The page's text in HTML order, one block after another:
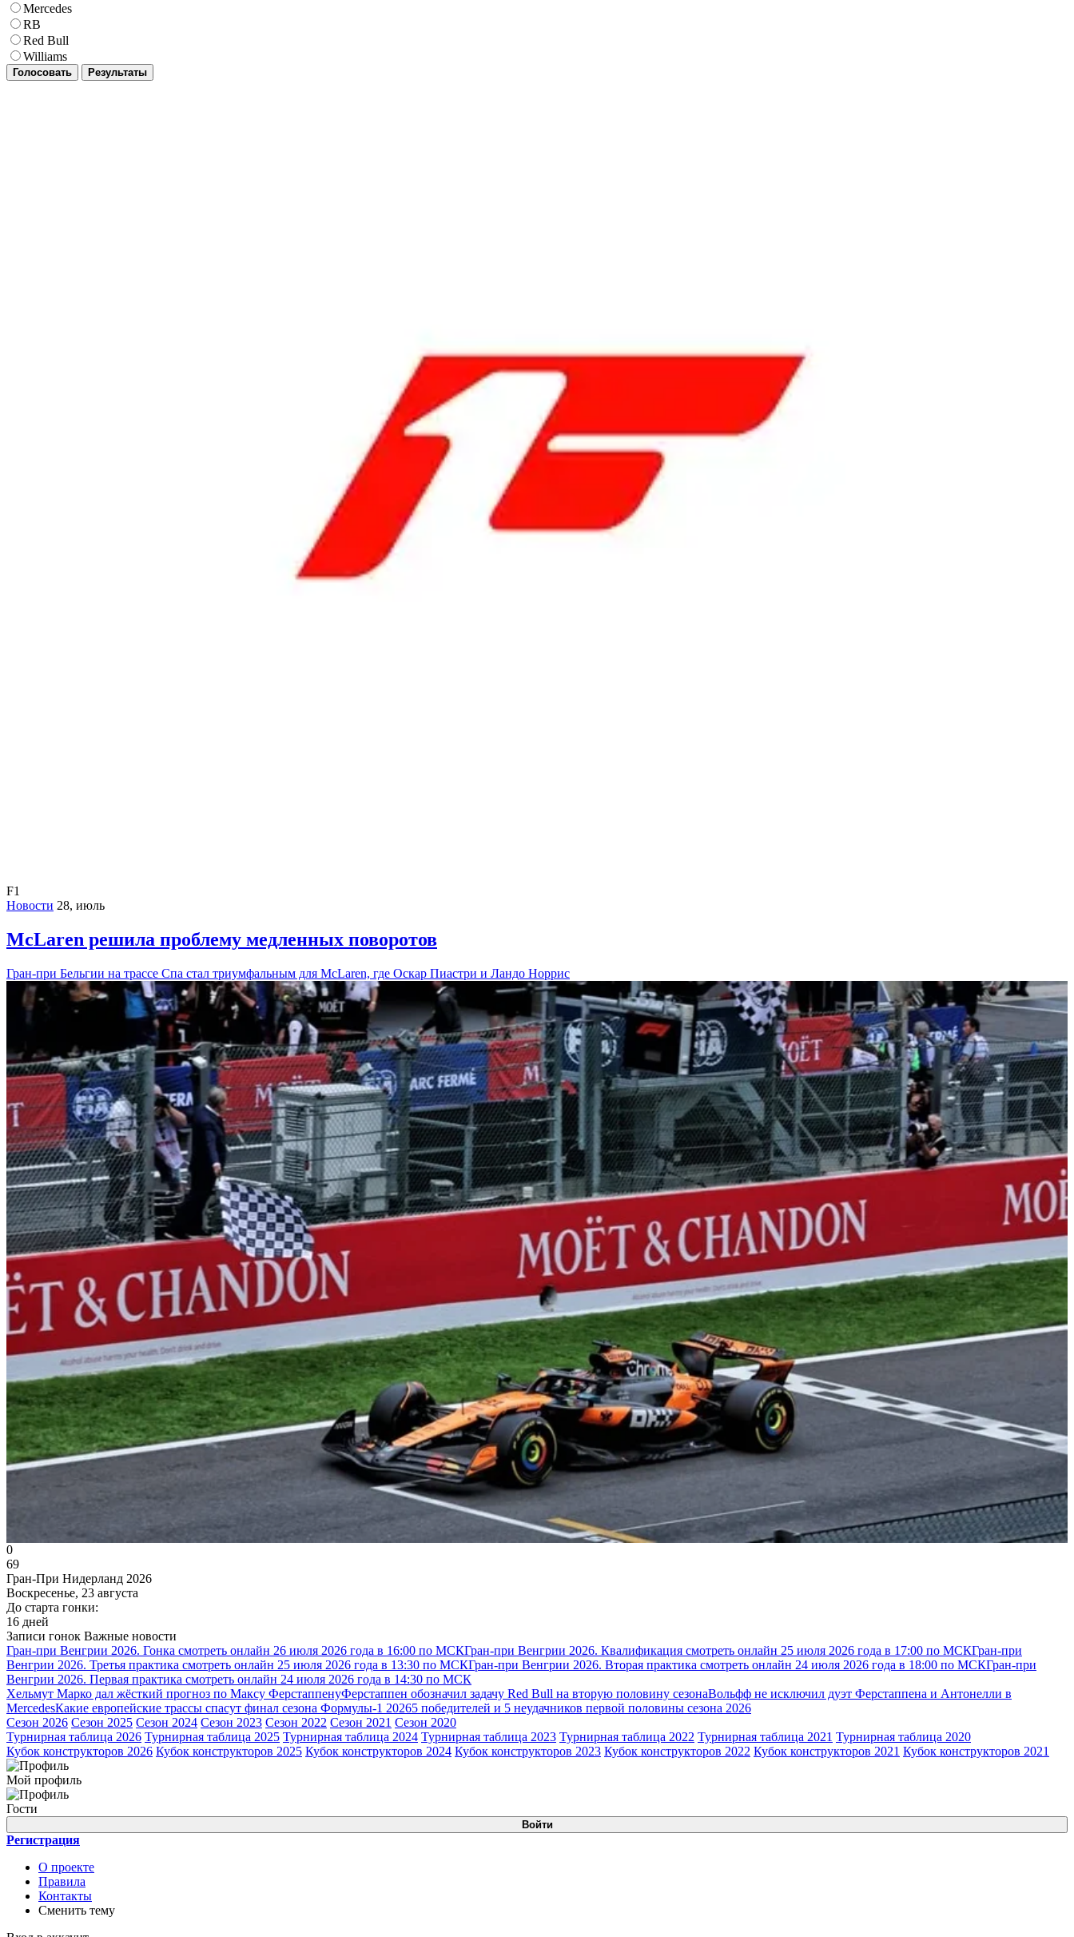
Mercedes
RB
Red Bull
Williams
Голосовать Результаты
F1
Новости 28, июль
McLaren решила проблему медленных поворотов
Гран-при Бельгии на трассе Спа стал триумфальным для McLaren, где Оскар Пиастри и Ландо Норрис
0
69
Гран-При Нидерланд 2026
Воскресенье, 23 августа
До старта гонки:
16 дней
Записи гонок Важные новости
Гран-при Венгрии 2026. Гонка смотреть онлайн 26 июля 2026 года в 16:00 по МСКГран-при Венгрии 2026. Квалификация смотреть онлайн 25 июля 2026 года в 17:00 по МСКГран-при
Венгрии 2026. Третья практика смотреть онлайн 25 июля 2026 года в 13:30 по МСКГран-при Венгрии 2026. Вторая практика смотреть онлайн 24 июля 2026 года в 18:00 по МСКГран-при
Венгрии 2026. Первая практика смотреть онлайн 24 июля 2026 года в 14:30 по МСК
Хельмут Марко дал жёсткий прогноз по Максу ФерстаппенуФерстаппен обозначил задачу Red Bull на вторую половину сезонаВольфф не исключил дуэт Ферстаппена и Антонелли в
MercedesКакие европейские трассы спасут финал сезона Формулы-1 20265 победителей и 5 неудачников первой половины сезона 2026
Сезон 2026 Сезон 2025 Сезон 2024 Сезон 2023 Сезон 2022 Сезон 2021 Сезон 2020
Турнирная таблица 2026 Турнирная таблица 2025 Турнирная таблица 2024 Турнирная таблица 2023 Турнирная таблица 2022 Турнирная таблица 2021 Турнирная таблица 2020
Кубок конструкторов 2026 Кубок конструкторов 2025 Кубок конструкторов 2024 Кубок конструкторов 2023 Кубок конструкторов 2022 Кубок конструкторов 2021 Кубок конструкторов 2021
Мой профиль
Гости
Войти
Регистрация
О проекте
Правила
Контакты
Сменить тему